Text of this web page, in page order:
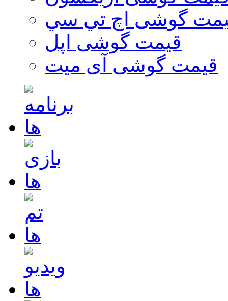
گوشی اچ تي سي
قیمت گوشی اپل
قیمت گوشی آی میت